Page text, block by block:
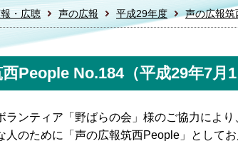
・広聴 声の広報 平成29年度 声の広報筑
People No.184（平成29年7月1
ランティア「野ばらの会」様のご協力によ
人のために「声の広報筑西People」としてお